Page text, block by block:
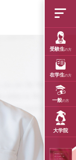
受験生の方
在学生の方
一般の方
大学院